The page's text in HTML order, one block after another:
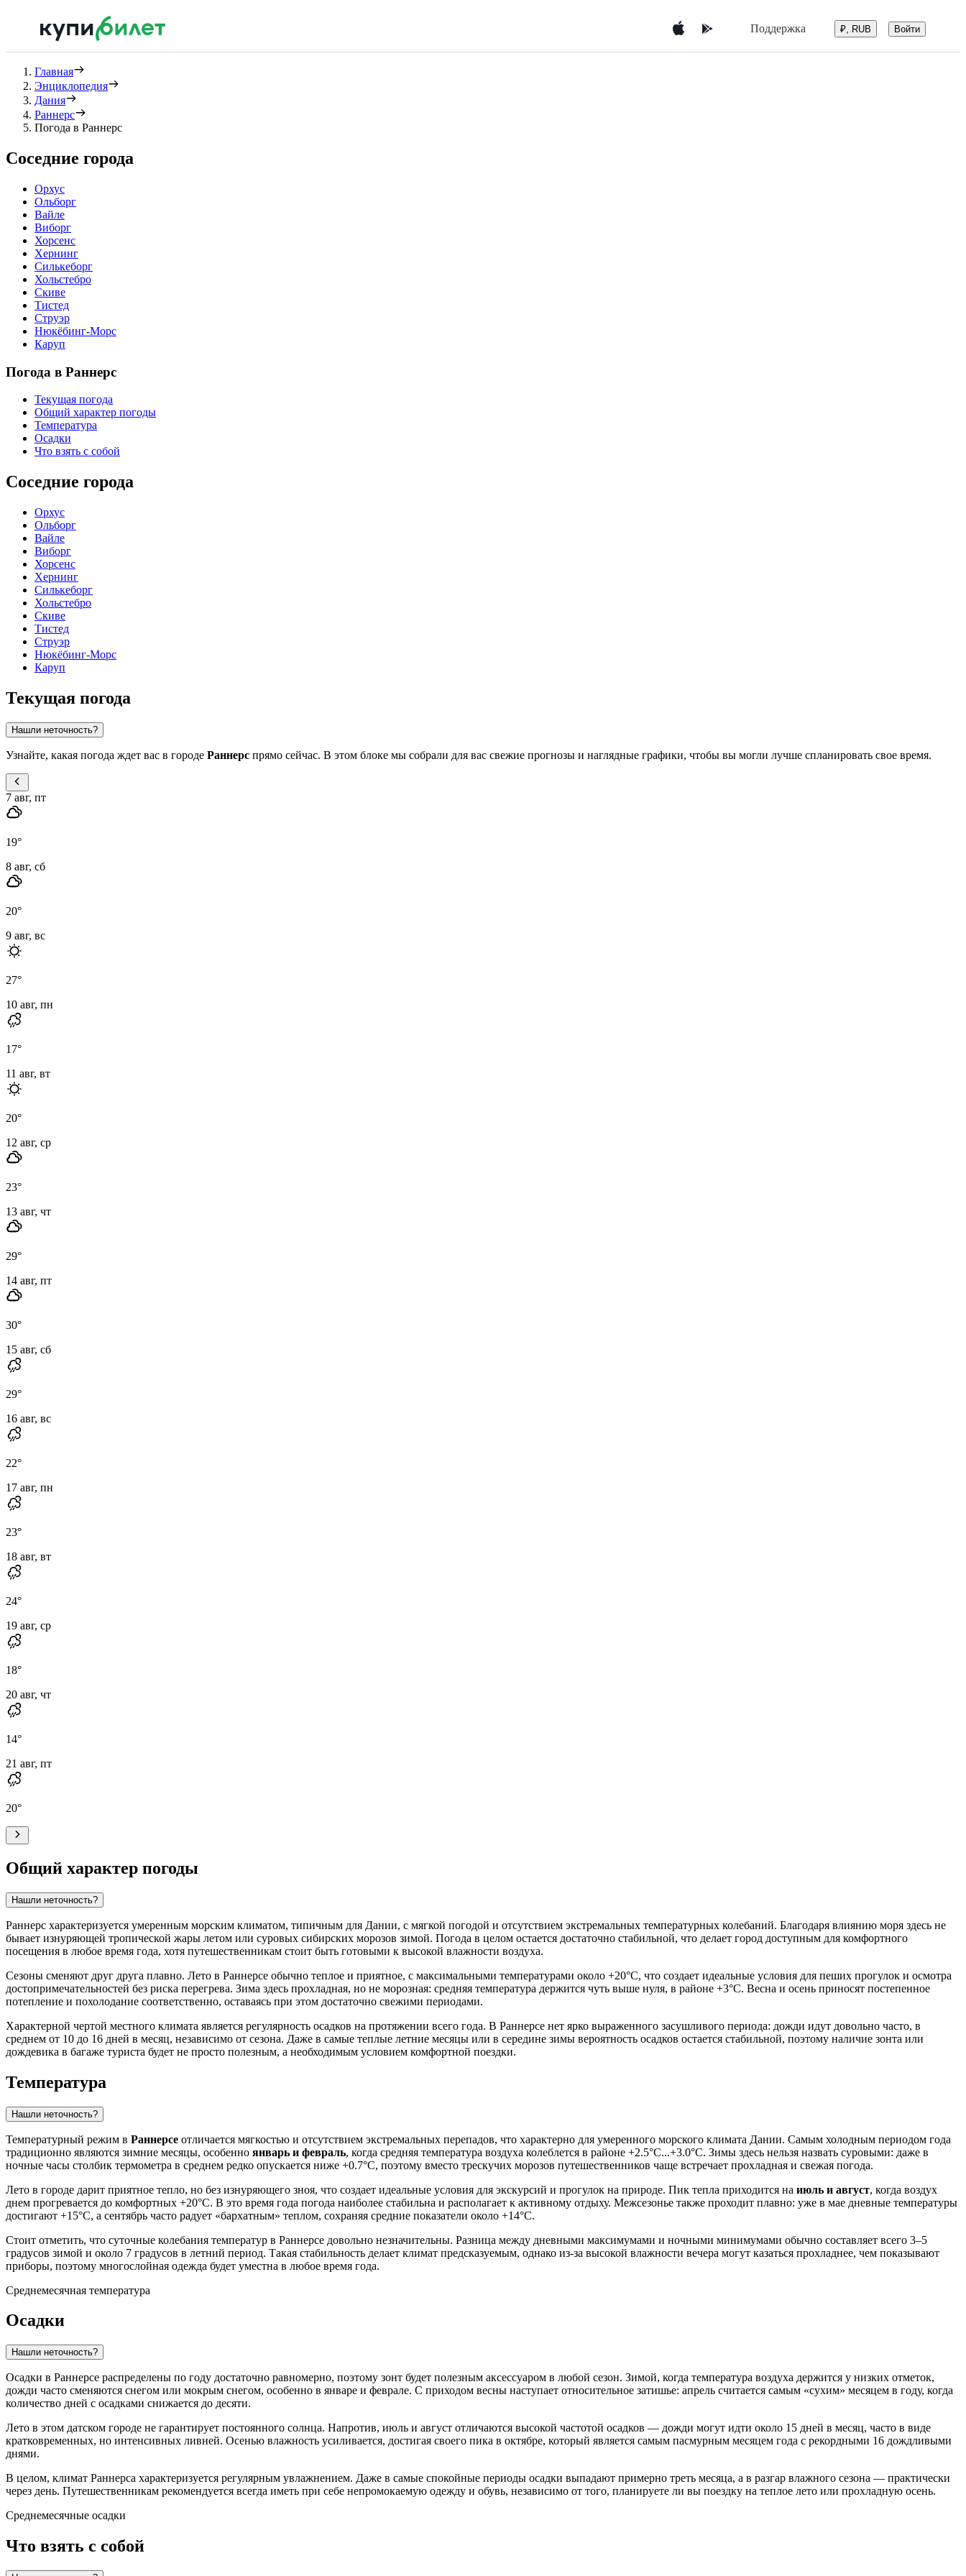
Поддержка ₽, RUB Войти
Главная
Энциклопедия
Дания
Раннерс
Погода в Раннерс
Соседние города
Орхус
Ольборг
Вайле
Виборг
Хорсенс
Хернинг
Силькеборг
Хольстебро
Скиве
Тистед
Струэр
Нюкёбинг-Морс
Каруп
Погода в Раннерс
Текущая погода
Общий характер погоды
Температура
Осадки
Что взять с собой
Соседние города
Орхус
Ольборг
Вайле
Виборг
Хорсенс
Хернинг
Силькеборг
Хольстебро
Скиве
Тистед
Струэр
Нюкёбинг-Морс
Каруп
Текущая погода
Нашли неточность?
Узнайте, какая погода ждет вас в городе Раннерс прямо сейчас. В этом блоке мы собрали для вас свежие прогнозы и наглядные графики, чтобы вы могли лучше спланировать свое время.
7 авг, пт
19°
8 авг, сб
20°
9 авг, вс
27°
10 авг, пн
17°
11 авг, вт
20°
12 авг, ср
23°
13 авг, чт
29°
14 авг, пт
30°
15 авг, сб
29°
16 авг, вс
22°
17 авг, пн
23°
18 авг, вт
24°
19 авг, ср
18°
20 авг, чт
14°
21 авг, пт
20°
Общий характер погоды
Нашли неточность?
Раннерс характеризуется умеренным морским климатом, типичным для Дании, с мягкой погодой и отсутствием экстремальных температурных колебаний. Благодаря влиянию моря здесь не
бывает изнуряющей тропической жары летом или суровых сибирских морозов зимой. Погода в целом остается достаточно стабильной, что делает город доступным для комфортного
посещения в любое время года, хотя путешественникам стоит быть готовыми к высокой влажности воздуха.
Сезоны сменяют друг друга плавно. Лето в Раннерсе обычно теплое и приятное, с максимальными температурами около +20°C, что создает идеальные условия для пеших прогулок и осмотра
достопримечательностей без риска перегрева. Зима здесь прохладная, но не морозная: средняя температура держится чуть выше нуля, в районе +3°C. Весна и осень приносят постепенное
потепление и похолодание соответственно, оставаясь при этом достаточно свежими периодами.
Характерной чертой местного климата является регулярность осадков на протяжении всего года. В Раннерсе нет ярко выраженного засушливого периода: дожди идут довольно часто, в
среднем от 10 до 16 дней в месяц, независимо от сезона. Даже в самые теплые летние месяцы или в середине зимы вероятность осадков остается стабильной, поэтому наличие зонта или
дождевика в багаже туриста будет не просто полезным, а необходимым условием комфортной поездки.
Температура
Нашли неточность?
Температурный режим в Раннерсе отличается мягкостью и отсутствием экстремальных перепадов, что характерно для умеренного морского климата Дании. Самым холодным периодом года
традиционно являются зимние месяцы, особенно январь и февраль, когда средняя температура воздуха колеблется в районе +2.5°C...+3.0°C. Зимы здесь нельзя назвать суровыми: даже в
ночные часы столбик термометра в среднем редко опускается ниже +0.7°C, поэтому вместо трескучих морозов путешественников чаще встречает прохладная и свежая погода.
Лето в городе дарит приятное тепло, но без изнуряющего зноя, что создает идеальные условия для экскурсий и прогулок на природе. Пик тепла приходится на июль и август, когда воздух
днем прогревается до комфортных +20°C. В это время года погода наиболее стабильна и располагает к активному отдыху. Межсезонье также проходит плавно: уже в мае дневные температуры
достигают +15°C, а сентябрь часто радует «бархатным» теплом, сохраняя средние показатели около +14°C.
Стоит отметить, что суточные колебания температур в Раннерсе довольно незначительны. Разница между дневными максимумами и ночными минимумами обычно составляет всего 3–5
градусов зимой и около 7 градусов в летний период. Такая стабильность делает климат предсказуемым, однако из-за высокой влажности вечера могут казаться прохладнее, чем показывают
приборы, поэтому многослойная одежда будет уместна в любое время года.
Среднемесячная температура
Осадки
Нашли неточность?
Осадки в Раннерсе распределены по году достаточно равномерно, поэтому зонт будет полезным аксессуаром в любой сезон. Зимой, когда температура воздуха держится у низких отметок,
дожди часто сменяются снегом или мокрым снегом, особенно в январе и феврале. С приходом весны наступает относительное затишье: апрель считается самым «сухим» месяцем в году, когда
количество дней с осадками снижается до десяти.
Лето в этом датском городе не гарантирует постоянного солнца. Напротив, июль и август отличаются высокой частотой осадков — дожди могут идти около 15 дней в месяц, часто в виде
кратковременных, но интенсивных ливней. Осенью влажность усиливается, достигая своего пика в октябре, который является самым пасмурным месяцем года с рекордными 16 дождливыми
днями.
В целом, климат Раннерса характеризуется регулярным увлажнением. Даже в самые спокойные периоды осадки выпадают примерно треть месяца, а в разгар влажного сезона — практически
через день. Путешественникам рекомендуется всегда иметь при себе непромокаемую одежду и обувь, независимо от того, планируете ли вы поездку на теплое лето или прохладную осень.
Среднемесячные осадки
Что взять с собой